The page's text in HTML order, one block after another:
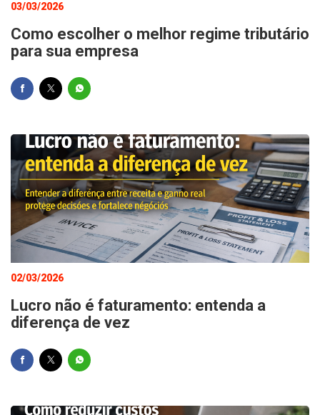
03/03/2026
Como escolher o melhor regime tributário
para sua empresa
02/03/2026
Lucro não é faturamento: entenda a
diferença de vez